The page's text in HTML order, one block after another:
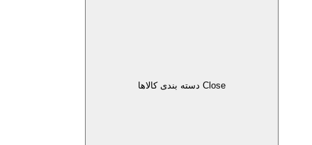
Close دسته بندی کالاها